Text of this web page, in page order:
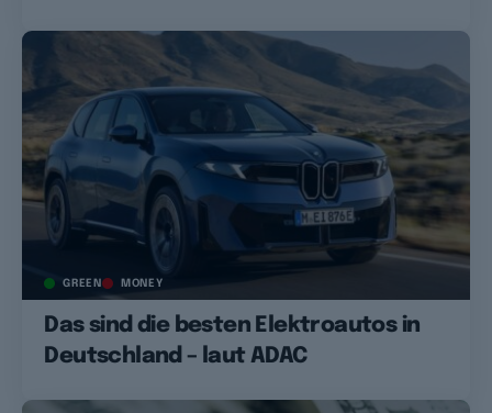
GREEN MONEY
Das sind die besten Elektroautos in
Deutschland – laut ADAC